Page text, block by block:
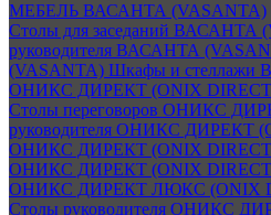
МЕБЕЛЬ ВАСАНТА (VASANTA)
Столы для заседаний ВАСАНТА
руководителя ВАСАНТА
(VASANTA) Шкафы и стеллажи
ОНИКС ДИРЕКТ (ONIX
Столы переговоров ОНИКС
руководителя ОНИКС ДИРЕКТ
ОНИКС ДИРЕКТ (ONIX
ОНИКС ДИРЕКТ (ONIX
ОНИКС ДИРЕКТ ЛЮКС (ONIX
Столы руководителя ОНИКС